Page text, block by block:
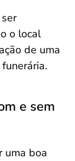
o local
de uma
e sem
uma boa